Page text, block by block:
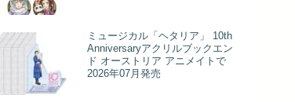
ミュージカル「ヘタリア」 10th
Anniversaryアクリルブックエン
ド オーストリア アニメイトで
2026年07月発売